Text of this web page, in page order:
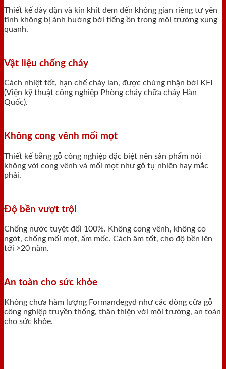
Thiết kế dày dặn và kín khít đem đến không gian riêng tư yên
tĩnh không bị ảnh hưởng bới tiếng ồn trong môi trường xung
quanh.
Vật liệu chống cháy
Cách nhiệt tốt, hạn chế cháy lan, được chứng nhận bởi KFI
(Viện kỹ thuật công nghiệp Phòng cháy chữa cháy Hàn
Quốc).
Không cong vênh mối mọt
Thiết kế bằng gỗ công nghiệp đặc biệt nên sản phẩm nói
không với cong vênh và mối mọt như gỗ tự nhiên hay mắc
phải.
Độ bền vượt trội
Chống nước tuyệt đối 100%. Không cong vênh, không co
ngót, chống mối mọt, ẩm mốc. Cách âm tốt, cho độ bền lên
tới >20 năm.
An toàn cho sức khỏe
Không chưa hàm lượng Formandegyd như các dòng cửa gỗ
công nghiệp truyền thống, thân thiện với môi trường, an toàn
cho sức khỏe.